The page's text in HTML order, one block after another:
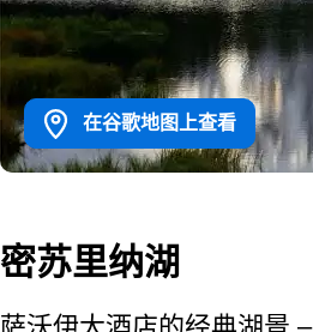
在谷歌地图上查看
密苏里纳湖